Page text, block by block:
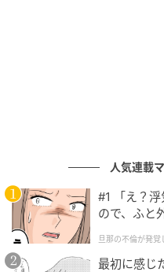
人気連載
#1 「え？
ので、ふと
クチャにし
旦那の不倫が発
最初に感じ